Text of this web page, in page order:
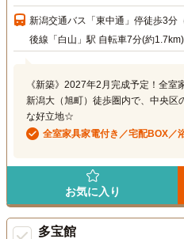
新潟交通バス「東中通」停徒歩3分
後線「白山」駅 自転車7分(約1.7km)
《新築》2027年2月完成予定！全
新潟大（旭町）徒歩圏内で、中央区
な好立地☆
全室家具家電付き／宅配BOX／
お気に入り
多宝館